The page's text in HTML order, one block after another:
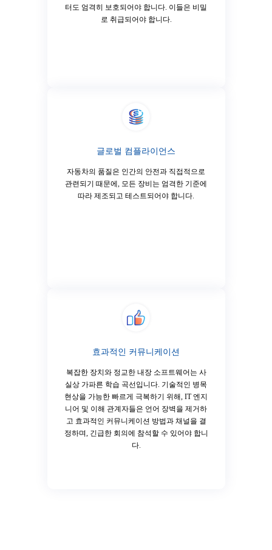
터도 엄격히 보호되어야 합니다. 이들은 비밀
로 취급되어야 합니다.
글로벌 컴플라이언스
자동차의 품질은 인간의 안전과 직접적으로
관련되기 때문에, 모든 장비는 엄격한 기준에
따라 제조되고 테스트되어야 합니다.
효과적인 커뮤니케이션
복잡한 장치와 정교한 내장 소프트웨어는 사
실상 가파른 학습 곡선입니다. 기술적인 병목
현상을 가능한 빠르게 극복하기 위해, IT 엔지
니어 및 이해 관계자들은 언어 장벽을 제거하
고 효과적인 커뮤니케이션 방법과 채널을 결
정하며, 긴급한 회의에 참석할 수 있어야 합니
다.